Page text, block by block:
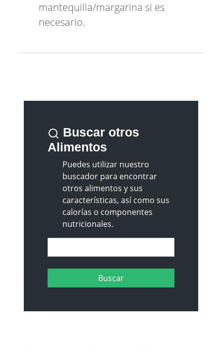
mantequilla/margarina si es
necesario.
Buscar otros
Alimentos
Puedes utilizar nuestro
buscador para encontrar
otros alimentos y sus
características, así como sus
calorías o componentes
nutricionales.